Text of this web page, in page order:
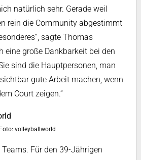
natürlich sehr. Gerade weil
rein die Community abgestimmt
sagte Thomas
eine große Dankbarkeit bei den
sind die Hauptpersonen, man
gute Arbeit machen, wenn
Court zeigen.“
Foto: volleyballworld
Für den 39-Jährigen